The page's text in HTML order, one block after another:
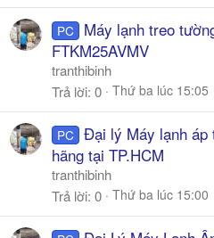
PC
Máy lạnh treo
FTKM25AVMV
tranthibinh
Trả lời 0 Thứ ba lúc 15:05
PC Đại lý Máy lạnh
hãng tại TP.HCM
tranthibinh
Trả lời 0 Thứ ba lúc 15:00